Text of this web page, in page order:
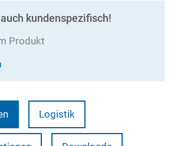
kundenspezifisch!
Produkt
Logistik